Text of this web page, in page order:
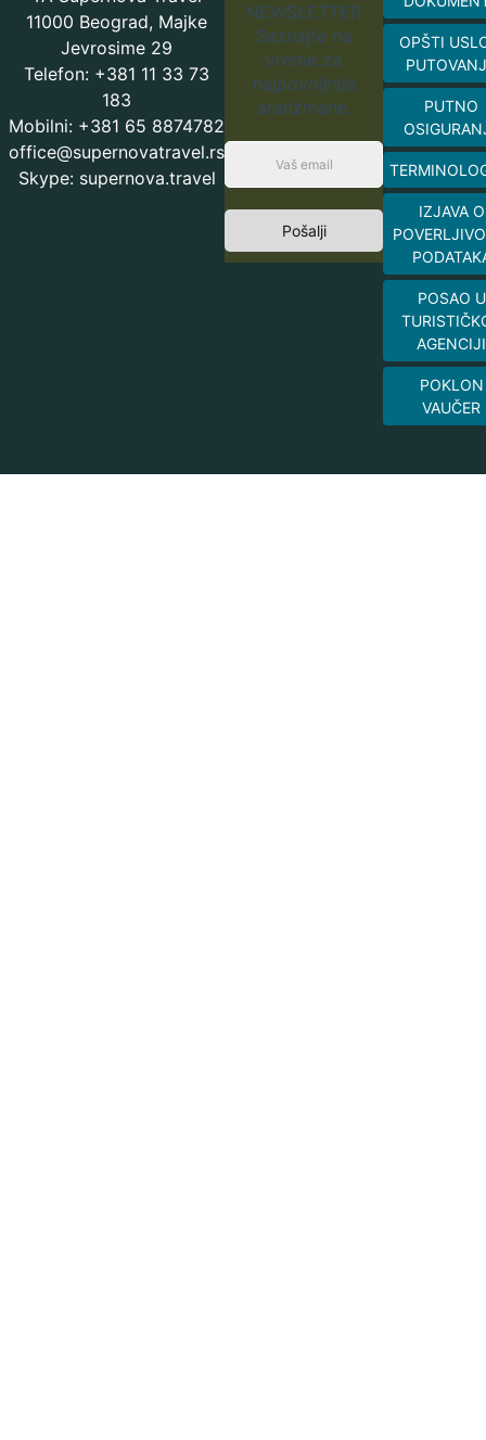
11000 Beograd, Majke
Jevrosime 29
Telefon: +381 11 33 73
183
Mobilni: +381 65 8874782
office@supernovatravel.rs
Skype: supernova.travel
NEWSLETTER
Saznajte na
vreme za
najpovoljnije
aranžmane.
Pošalji
OPŠTI
PUTNO
IZJAVA O
POSAO U
AGENCIJI
POKLON
VAUČER